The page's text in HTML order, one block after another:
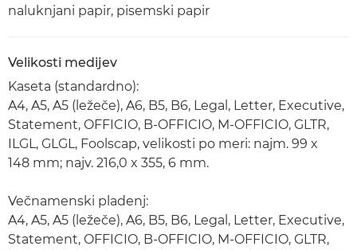
naluknjani papir, pisemski papir
Velikosti medijev
Kaseta (standardno):
A4, A5, A5 (ležeče), A6, B5, B6, Legal, Letter, Executive,
Statement, OFFICIO, B-OFFICIO, M-OFFICIO, GLTR,
ILGL, GLGL, Foolscap, velikosti po meri: najm. 99 x
148 mm; najv. 216,0 x 355, 6 mm.
Večnamenski pladenj:
A4, A5, A5 (ležeče), A6, B5, B6, Legal, Letter, Executive,
Statement, OFFICIO, B-OFFICIO, M-OFFICIO, GLTR,